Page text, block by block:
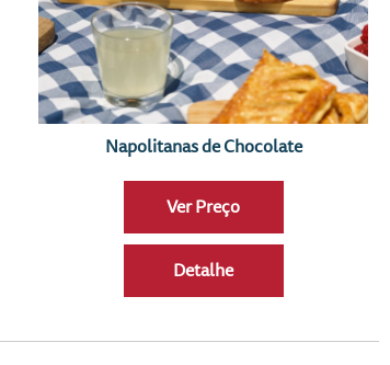
Napolitanas de Chocolate
Ver Preço
Detalhe